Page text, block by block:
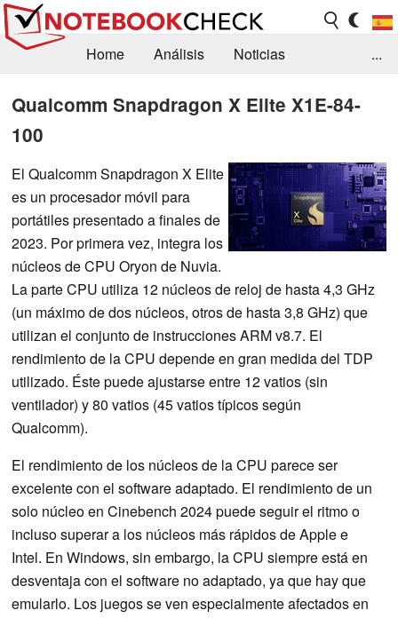
Home Análisis
Noticias
Orientación para la Compra
Contacto
...
Qualcomm Snapdragon X Elite X1E-84-
100
El Qualcomm Snapdragon X Elite
es un procesador móvil para
portátiles presentado a finales de
2023. Por primera vez, integra los
núcleos de CPU Oryon de Nuvia.
La parte CPU utiliza 12 núcleos de reloj de hasta 4,3 GHz
(un máximo de dos núcleos, otros de hasta 3,8 GHz) que
utilizan el conjunto de instrucciones ARM v8.7. El
rendimiento de la CPU depende en gran medida del TDP
utilizado. Éste puede ajustarse entre 12 vatios (sin
ventilador) y 80 vatios (45 vatios típicos según
Qualcomm).
El rendimiento de los núcleos de la CPU parece ser
excelente con el software adaptado. El rendimiento de un
solo núcleo en Cinebench 2024 puede seguir el ritmo o
incluso superar a los núcleos más rápidos de Apple e
Intel. En Windows, sin embargo, la CPU siempre está en
desventaja con el software no adaptado, ya que hay que
emularlo. Los juegos se ven especialmente afectados en